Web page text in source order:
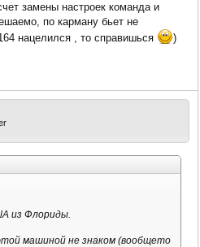
замены настроек команда и
по карману бьет не
нацелился , то справишься
)
из Флориды.
машиной не знаком (вообщето